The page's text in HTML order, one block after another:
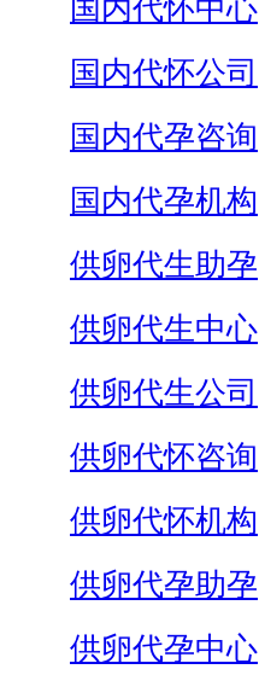
国内代怀中心
国内代怀公司
国内代孕咨询
国内代孕机构
供卵代生助孕
供卵代生中心
供卵代生公司
供卵代怀咨询
供卵代怀机构
供卵代孕助孕
供卵代孕中心